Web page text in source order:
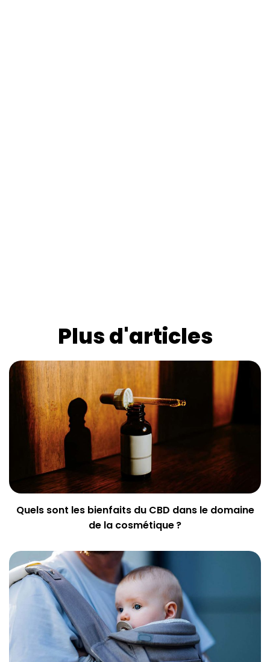
Plus d'articles
Quels sont les bienfaits du CBD dans le domaine
de la cosmétique ?